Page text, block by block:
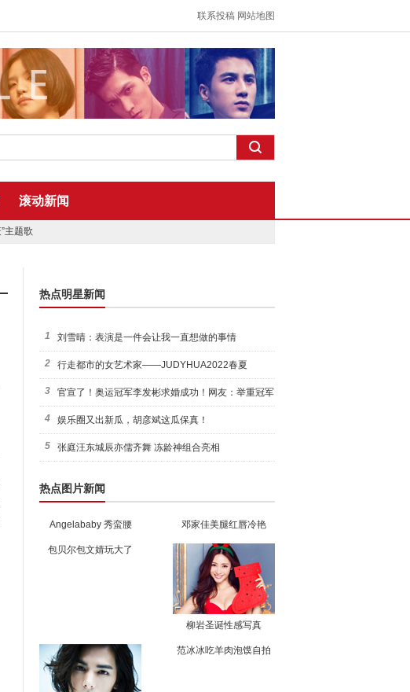
联系投稿 网站地图
滚动新闻
主题歌
热点明星新闻
1 刘雪晴：表演是一件会让我一直想做的事情
2 行走都市的女艺术家——JUDYHUA2022春夏
3 官宣了！奥运冠军李发彬求婚成功！网友：举重冠军
的承诺真
4 娱乐圈又出新瓜，胡彦斌这瓜保真！
5 张庭汪东城辰亦儒齐舞 冻龄神组合亮相
热点图片新闻
Angelababy 秀蛮腰 邓家佳美腿红唇冷艳
包贝尔包文婧玩大了
柳岩圣诞性感写真
范冰冰吃羊肉泡馍自拍